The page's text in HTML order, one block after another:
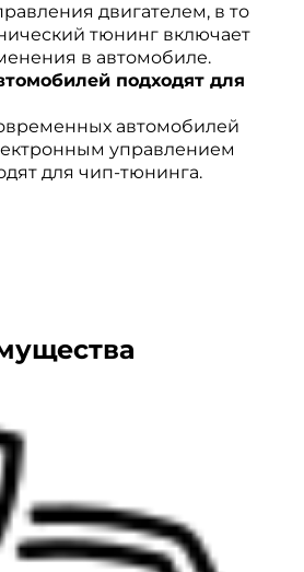
двигателем, в то
тюнинг включает
в автомобиле.
подходят для
автомобилей
управлением
для чип-тюнинга.